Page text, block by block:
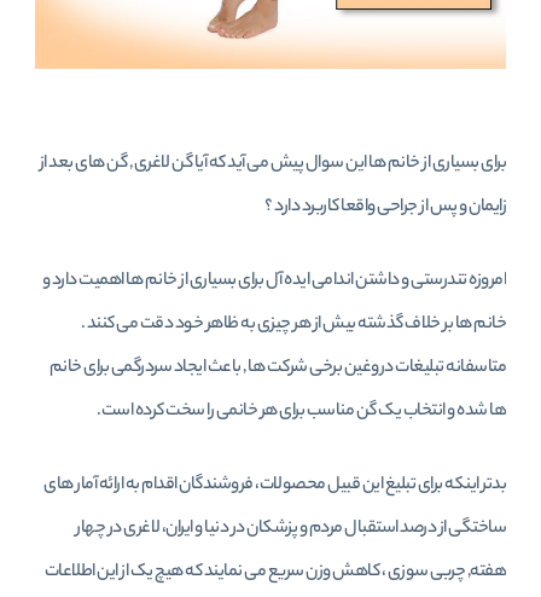
برای بسیاری از خانم ها این سوال پیش می آید که آیاگن لاغری, گن های بعد از
زایمان و پس از جراحی واقعا کاربرد دارد ؟
امروزه تندرستی و داشتن اندامی ایده آل برای بسیاری از خانم ها اهمیت دارد و
خانم ها بر خلاف گذشته بیش از هر چیزی به ظاهر خود دقت می کنند .
متاسفانه تبلیغات دروغین برخی شرکت ها , باعث ایجاد سردرگمی برای خانم
ها شده و انتخاب یک گن مناسب برای هر خانمی را سخت کرده است.
بدتر اینکه برای تبلیغ این قبیل محصولات، فروشندگان اقدام به ارائه آمار های
ساختگی از درصد استقبال مردم و پزشکان در دنیا و ایران، لاغری در چهار
هفته, چربی سوزی ، کاهش وزن سریع می نمایند که هیچ یک از این اطلاعات